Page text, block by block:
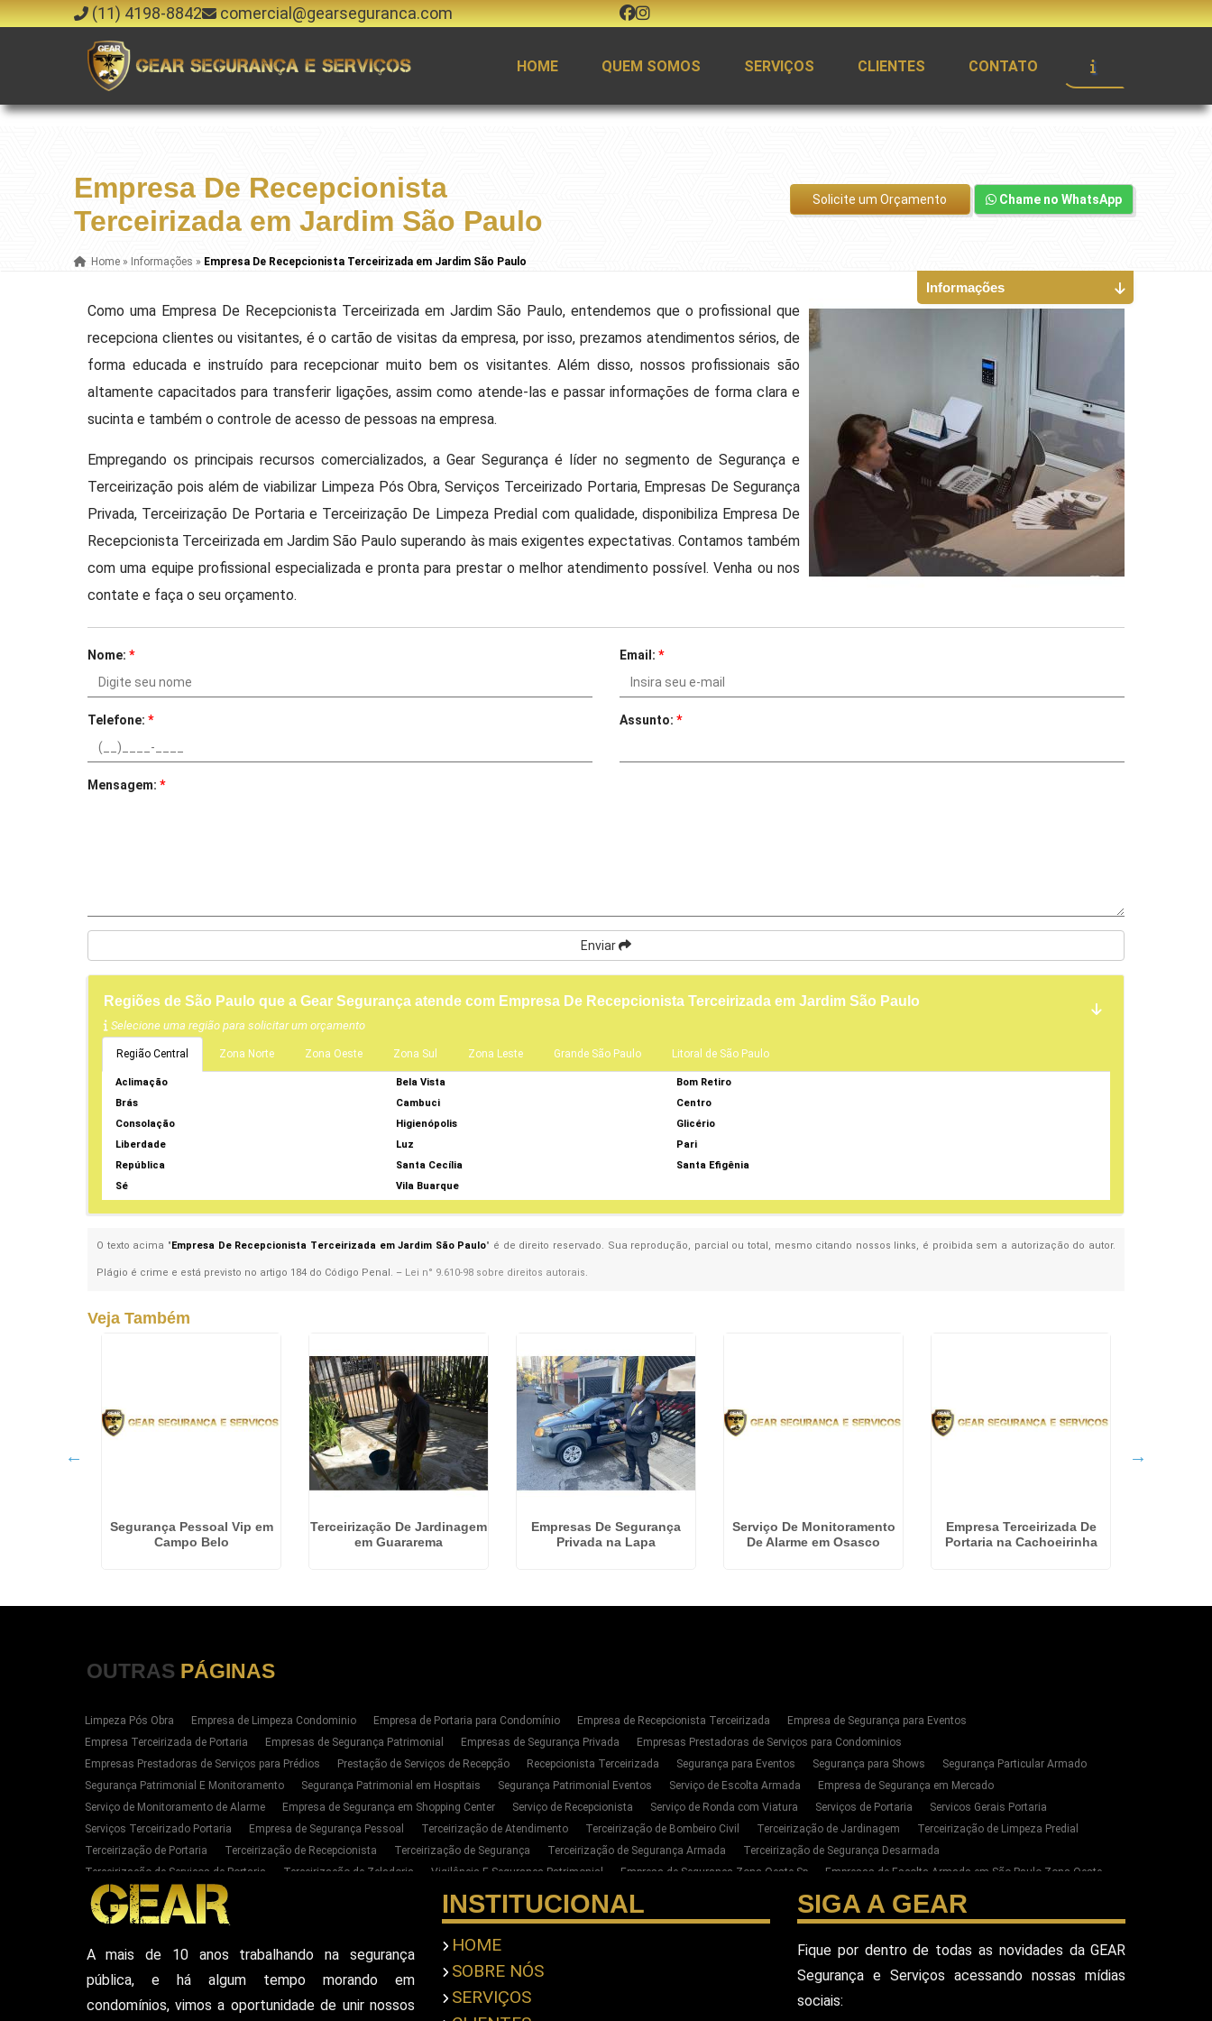
(11) 4198-8842 comercial@gearseguranca.com
HOME QUEM SOMOS SERVIÇOS CLIENTES CONTATO
Empresa De Recepcionista
Terceirizada em Jardim São Paulo
Home » Informações » Empresa De Recepcionista Terceirizada em Jardim São Paulo
Solicite um Orçamento Chame no WhatsApp
Como uma Empresa De Recepcionista Terceirizada em Jardim São Paulo, entendemos que o profissional que
recepciona clientes ou visitantes, é o cartão de visitas da empresa, por isso, prezamos atendimentos sérios, de
forma educada e instruído para recepcionar muito bem os visitantes. Além disso, nossos profissionais são
altamente capacitados para transferir ligações, assim como atende-las e passar informações de forma clara e
sucinta e também o controle de acesso de pessoas na empresa.
Empregando os principais recursos comercializados, a Gear Segurança é líder no segmento de Segurança e
Terceirização pois além de viabilizar Limpeza Pós Obra, Serviços Terceirizado Portaria, Empresas De Segurança
Privada, Terceirização De Portaria e Terceirização De Limpeza Predial com qualidade, disponibiliza Empresa De
Recepcionista Terceirizada em Jardim São Paulo superando às mais exigentes expectativas. Contamos também
com uma equipe profissional especializada e pronta para prestar o melhor atendimento possível. Venha ou nos
contate e faça o seu orçamento.
Nome:* Email: *
Telefone:* Assunto: *
Mensagem:*
Enviar
Regiões de São Paulo que a Gear Segurança atende com Empresa De Recepcionista Terceirizada em Jardim São Paulo
Selecione uma região para solicitar um orçamento
Região Central Zona Norte Zona Oeste Zona Sul Zona Leste Grande São Paulo Litoral de São Paulo
Aclimação Bela Vista
Bom Retiro
Brás
Cambuci
Centro
Consolação
Higienópolis
Glicério
Liberdade
Luz
Pari
República
Santa Cecília
Santa Efigênia
Sé
Vila Buarque
O texto acima "Empresa De Recepcionista Terceirizada em Jardim São Paulo" é de direito reservado. Sua reprodução, parcial ou total, mesmo citando nossos links, é proibida sem a autorização do autor.
Plágio é crime e está previsto no artigo 184 do Código Penal. – Lei n° 9.610-98 sobre direitos autorais.
Informações
Veja Também
Segurança Pessoal Vip em
Campo Belo
Terceirização De Jardinagem
em Guararema
Empresas De Segurança
Privada na Lapa
Serviço De Monitoramento
De Alarme em Osasco
Empresa Terceirizada De
Portaria na Cachoeirinha
OUTRAS PÁGINAS
Limpeza Pós Obra Empresa de Limpeza Condominio Empresa de Portaria para Condomínio Empresa de Recepcionista Terceirizada
Empresa de Segurança para Eventos
Empresa Terceirizada de Portaria
Empresas de Segurança Patrimonial Empresas de Segurança Privada
Empresas Prestadoras de Serviços para Condominios
Empresas Prestadoras de Serviços para Prédios
Prestação de Serviços de Recepção Recepcionista Terceirizada Segurança para Eventos Segurança para Shows
Segurança Particular Armado
Segurança Patrimonial E Monitoramento
Segurança Patrimonial em Hospitais Segurança Patrimonial Eventos Serviço de Escolta Armada
Empresa de Segurança em Mercado
Serviço de Monitoramento de Alarme
Empresa de Segurança em Shopping Center Serviço de Recepcionista Serviço de Ronda com Viatura Serviços de Portaria
Servicos Gerais Portaria
Serviços Terceirizado Portaria
Empresa de Segurança Pessoal Terceirização de Atendimento Terceirização de Bombeiro Civil Terceirização de Jardinagem
Terceirização de Limpeza Predial
Terceirização de Portaria
Terceirização de Recepcionista Terceirização de Segurança Terceirização de Segurança Armada
Terceirização de Segurança Desarmada
Terceirização de Serviços de Portaria
Terceirização de Zeladoria Vigilância E Segurança Patrimonial Empresa de Segurança Zona Oeste Sp
Empresas de Escolta Armada em São Paulo Zona Oeste
Empresas de Portaria E Limpeza Sp Zona Oeste
Empresas de Segurança Privada Zona Oeste SP Serviço de Segurança Privada Sp
Terceirização de Limpeza e Conservação em SP
Serviços Terceirizado Portaria em SP
Segurança Patrimonial para Empresas na Zona Oeste de SP
Empresa de Portaria E Limpeza na Zona Oeste de SP
Contratar Seguranca Particular Armado
Empresa De Seguranca Particular
Empresa De Seguranca Patrimonial Empresa De Seguranca Pessoal Privada Empresa De Seguranca Privada
Equipe De Seguranca Para Eventos
Seguranca Particular Armada
Seguranca Pessoal Privada Escolta Armada Pessoal Seguranca Particular Pessoal Seguranca Pessoal Privado Seguranca Pessoal Vip
Seguranca Vip
Vigilante De Seguranca Pessoal Privada
Empresa De Seguranca Privada Em Sao Paulo Empresa De Seguranca Alphaville
A mais de 10 anos trabalhando na segurança
pública, e há algum tempo morando em
condomínios, vimos a oportunidade de unir nossos
INSTITUCIONAL
HOME
SOBRE NÓS
SERVIÇOS
SIGA A GEAR
Fique por dentro de todas as novidades da GEAR
Segurança e Serviços acessando nossas mídias
sociais: